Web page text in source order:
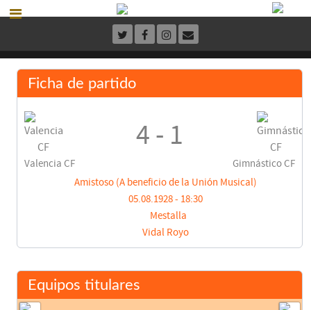
Ficha de partido
Valencia CF
4 - 1
Gimnástico CF
Amistoso (A beneficio de la Unión Musical)
05.08.1928 - 18:30
Mestalla
Vidal Royo
Equipos titulares